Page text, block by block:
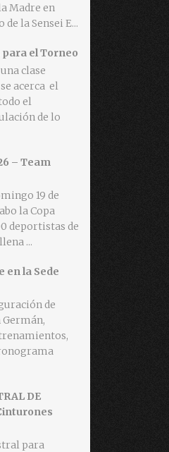
Madre en
la Sensei E...
el Torneo
clase
acerca el
el
de lo
– Team
19 de
la Copa
deportistas de
...
en la Sede
de
Germán,
DE
para